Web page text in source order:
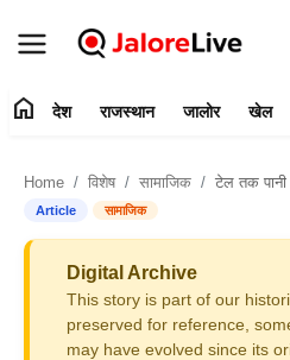
संपर्क करें
राजस्थान
home देश राजस्थान जालोर खेल
Home विशेष सामाजिक टेल तक पानी नहीं पहुँचने
Article सामाजिक
Digital Archive
This story is part of our
preserved for reference,
may have evolved since its